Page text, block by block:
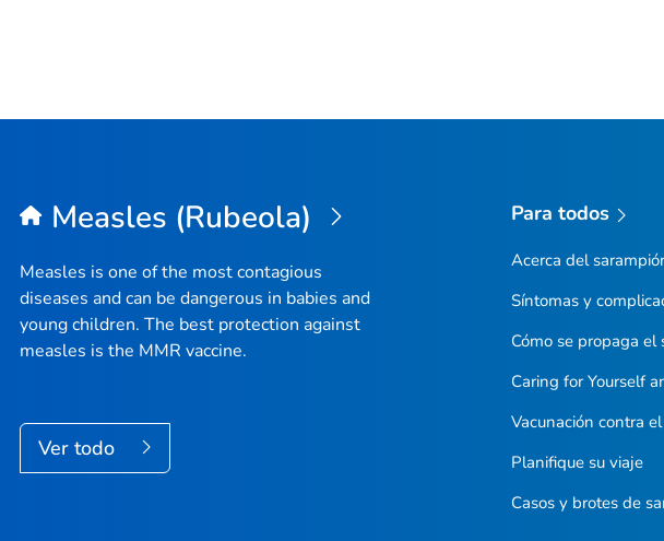
Measles (Rubeola)
Measles is one of the most contagious
diseases and can be dangerous in babies and
young children. The best protection against
measles is the MMR vaccine.
Ver todo
Para todos
Acerca del
Síntomas y
Cómo se propaga el
Caring for Yourself
Vacunación contra
Planifique su viaje
Casos y brotes de